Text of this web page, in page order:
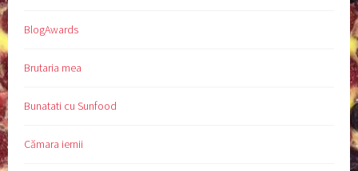
BlogAwards
Brutaria mea
Bunatati cu Sunfood
Cămara iernii